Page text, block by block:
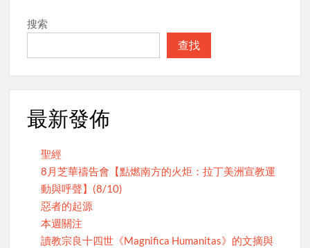
搜索
查找
最新發佈
聖經
8月芝華禱告會【點燃南方的火炬：拉丁美洲宣教運
動與呼聲】(8/10)
惡者的起源
本週關注
讀教宗良十四世《Magnifica Humanitas》的文摘與